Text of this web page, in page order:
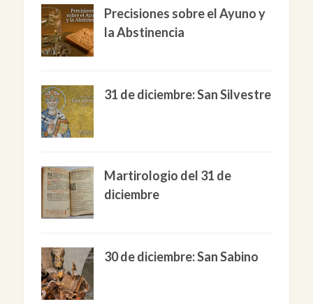
Precisiones sobre el Ayuno y
la Abstinencia
31 de diciembre: San Silvestre
Martirologio del 31 de
diciembre
30 de diciembre: San Sabino